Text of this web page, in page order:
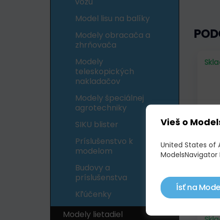
Model lisu na balíky
Modely obracača a
zhrňovača
Modely
teleskopických
nakladačov
Modely špeciálnej
agrotechniky
SIKU blister
Príslušenstvo k
modelom
Budovy a
príslušenstva
Kľúčenky
Modely lietadiel
Vieš o
United States of
ModelsNavigator
Ísť na